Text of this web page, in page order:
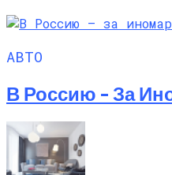
АВТО
В Россию – За